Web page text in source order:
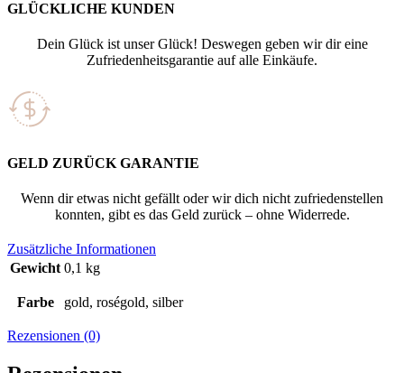
GLÜCKLICHE KUNDEN
Dein Glück ist unser Glück! Deswegen geben wir dir eine
Zufriedenheitsgarantie auf alle Einkäufe.
GELD ZURÜCK GARANTIE
Wenn dir etwas nicht gefällt oder wir dich nicht zufriedenstellen
konnten, gibt es das Geld zurück – ohne Widerrede.
Zusätzliche Informationen
Gewicht 0,1 kg
Farbe gold, roségold, silber
Rezensionen (0)